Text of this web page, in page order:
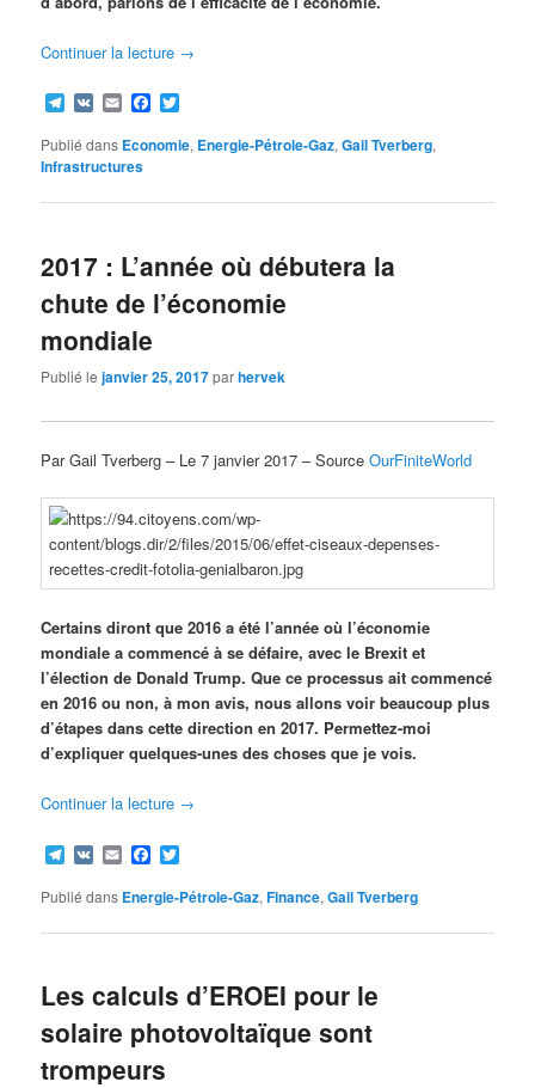
Continuer la lecture →
Telegram
VK EmailFacebook
Publié dans Economie, Energie-Pétrole-Gaz,Gail Tverberg,
Infrastructures
2017 : L’année où débutera la
chute de l’économie
mondiale
Publié lejanvier 25, 2017parhervek
Par Gail Tverberg – Le 7 janvier 2017 – SourceOurFiniteWorld
Certains diront que 2016 a été l’année où l’économie
mondiale a commencé à se défaire, avec le Brexit et
l’élection de Donald Trump. Que ce processus ait commencé
en 2016 ou non, à mon avis, nous allons voir beaucoup plus
d’étapes dans cette direction en 2017. Permettez-moi
d’expliquer quelques-unes des choses que je vois.
Continuer la lecture →
Telegram
VK EmailFacebook
Publié dans Energie-Pétrole-Gaz,Finance,Gail Tverberg
Les calculs d’EROEI pour le
solaire photovoltaïque sont
trompeurs